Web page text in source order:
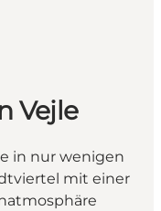
Vejle
in nur wenigen
mit einer